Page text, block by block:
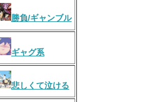
勝負/ギャンブル
ギャグ系
悲しくて泣ける